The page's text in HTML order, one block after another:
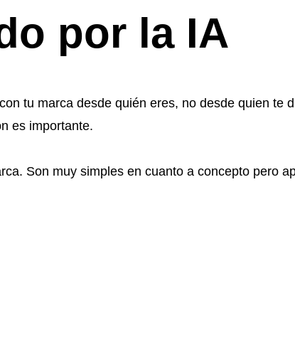
por la IA
tu marca desde quién eres, no desde quien te
es importante.
Son muy simples en cuanto a concepto pero